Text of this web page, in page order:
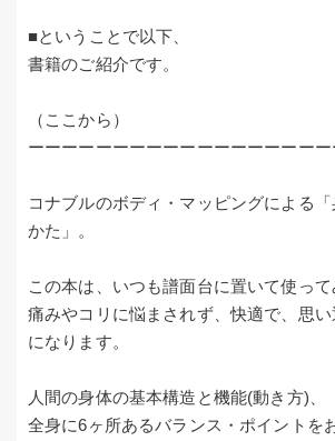
■ということで以下、
書籍のご紹介です。
（ここから）
ーーーーーーーーーーーーーーーーー
コナブルのボディ・マッピングによる
かた」。
この本は、いつも譜面台に置いて使って
痛みやコリに悩まされず、快適で、思
になります。
人間の身体の基本構造と機能(動き方)、
全身に6ヶ所あるバランス・ポイントを